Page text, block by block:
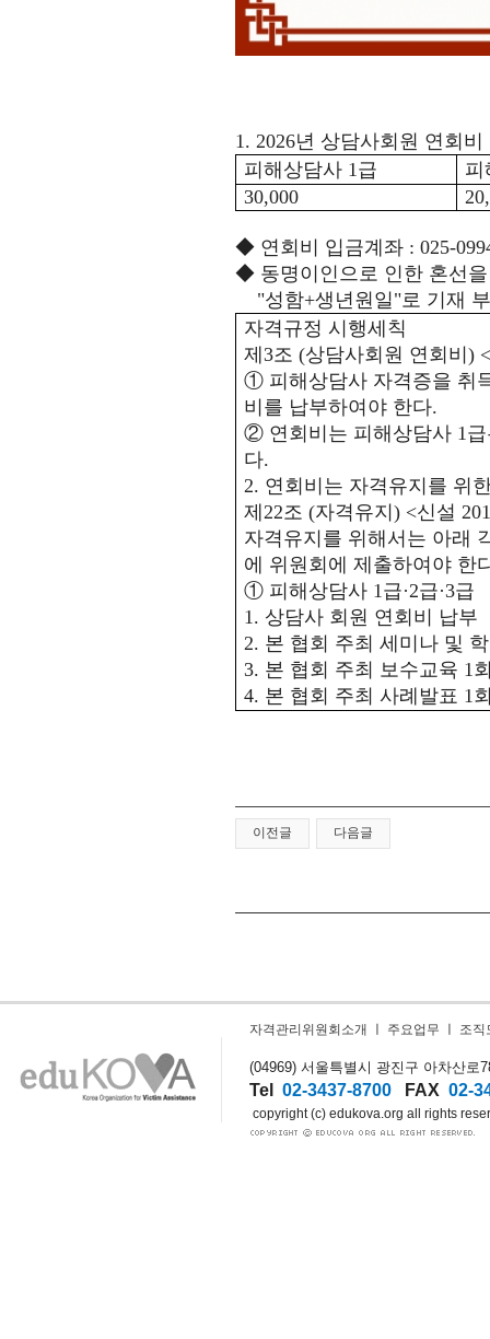
1. 2026년 상담사회원 연회비
피해상담사 1급
30,000
◆ 연회비 입금계좌 : 025-
◆ 동명이인으로 인한 혼선
"성함+생년원일"로 기재
자격규정 시행세칙
제 3조 (상담사회원 연회비 ) <
① 피해상담사 자격증을 취
비를 납부하여야 한다.
② 연회비는 피해상담사 1
다.
2. 연회비는 자격유지를 위
제 22조 (자격유지 ) <신설
자격유지를 위해서는 아래
에 위원회에 제출하여야 한
① 피해상담사 1급·2급·3급
1. 상담사 회원 연회비 납부
2. 본 협회 주최 세미나 및
3. 본 협회 주최 보수교육 1
4. 본 협회 주최 사례발표 1
이전글 다음글
자격관리위원회소개 주요업무 조직
(04969) 서울특별시 광진구 아차산로
Tel 02-3437-8700 FAX 02-
copyright (c) edukova.org all rights